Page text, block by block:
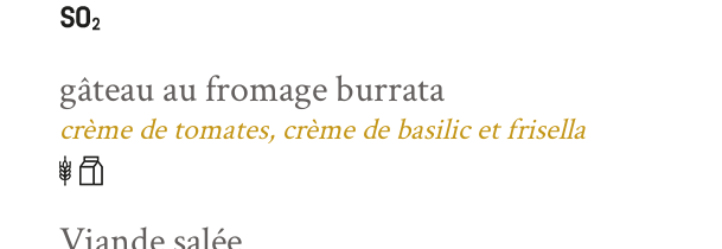
gâteau au fromage burrata
crème de tomates, crème de basilic et frisella